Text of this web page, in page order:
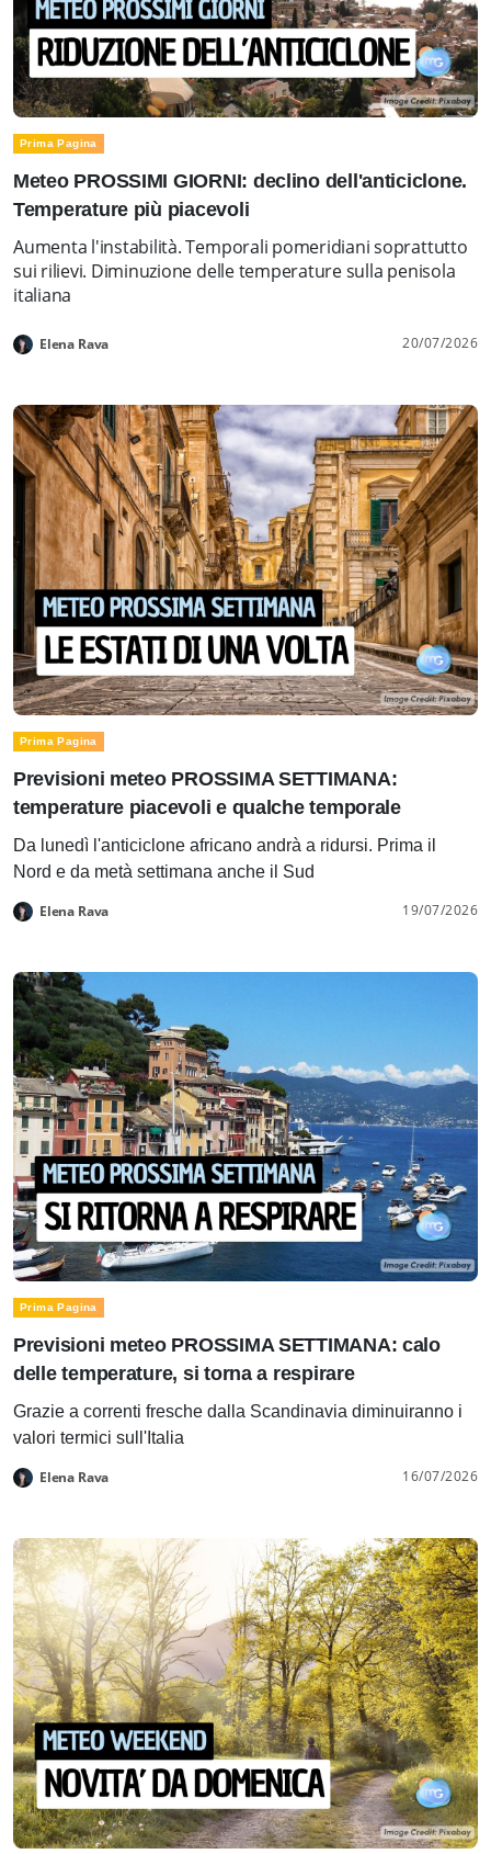
Prima Pagina
Meteo PROSSIMI GIORNI: declino dell'anticiclone.
Temperature più piacevoli
Aumenta l'instabilità. Temporali pomeridiani soprattutto
sui rilievi. Diminuzione delle temperature sulla penisola
italiana
Elena Rava 20/07/2026
Prima Pagina
Previsioni meteo PROSSIMA SETTIMANA:
temperature piacevoli e qualche temporale
Da lunedì l'anticiclone africano andrà a ridursi. Prima il
Nord e da metà settimana anche il Sud
Elena Rava 19/07/2026
Prima Pagina
Previsioni meteo PROSSIMA SETTIMANA: calo
delle temperature, si torna a respirare
Grazie a correnti fresche dalla Scandinavia diminuiranno i
valori termici sull'Italia
Elena Rava 16/07/2026